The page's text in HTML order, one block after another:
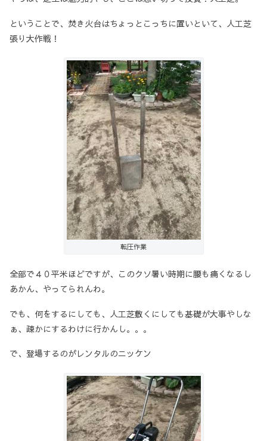
ということで、焚き火台はちょっとこっちに置いといて、人工芝
張り大作戦！
転圧作業
全部で４０平米ほどですが、このクソ暑い時期に腰も痛くなるし
あかん、やってられんわ。
でも、何をするにしても、人工芝敷くにしても基礎が大事やしな
ぁ、疎かにするわけに行かんし。。。
で、登場するのがレンタルのニッケン